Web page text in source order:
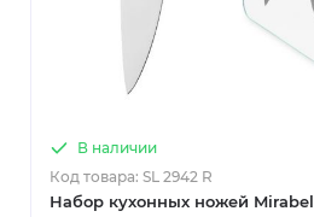
Набор кухонных ножей Mirabel
В наличии
Код товара: SL 2942 R